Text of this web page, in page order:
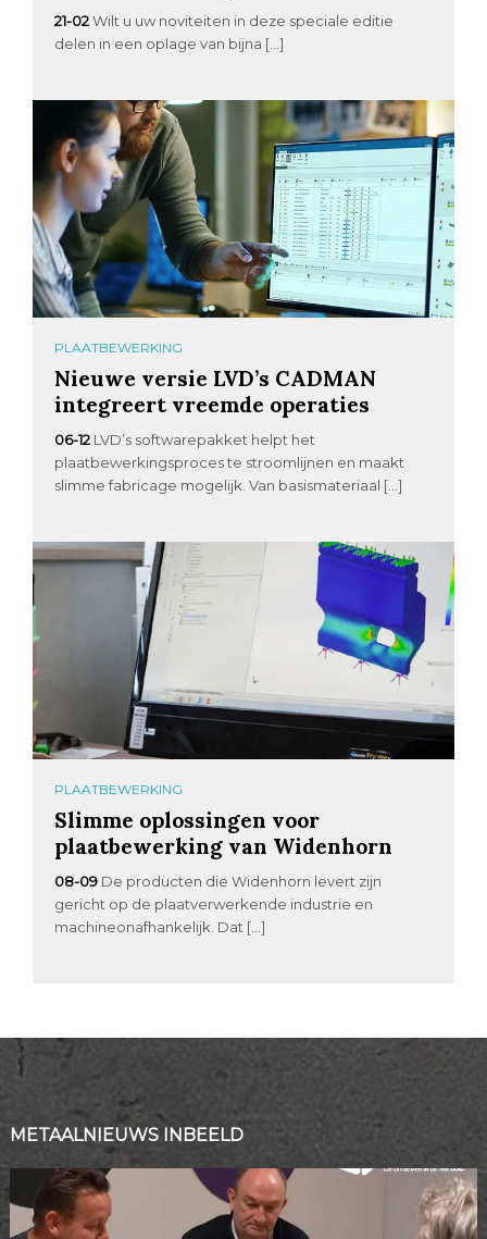
21-02 Wilt u uw noviteiten in deze speciale editie
delen in een oplage van bijna […]
PLAATBEWERKING
Nieuwe versie LVD’s CADMAN
integreert vreemde operaties
06-12 LVD’s softwarepakket helpt het
plaatbewerkingsproces te stroomlijnen en maakt
slimme fabricage mogelijk. Van basismateriaal […]
PLAATBEWERKING
Slimme oplossingen voor
plaatbewerking van Widenhorn
08-09 De producten die Widenhorn levert zijn
gericht op de plaatverwerkende industrie en
machineonafhankelijk. Dat […]
METAALNIEUWS INBEELD